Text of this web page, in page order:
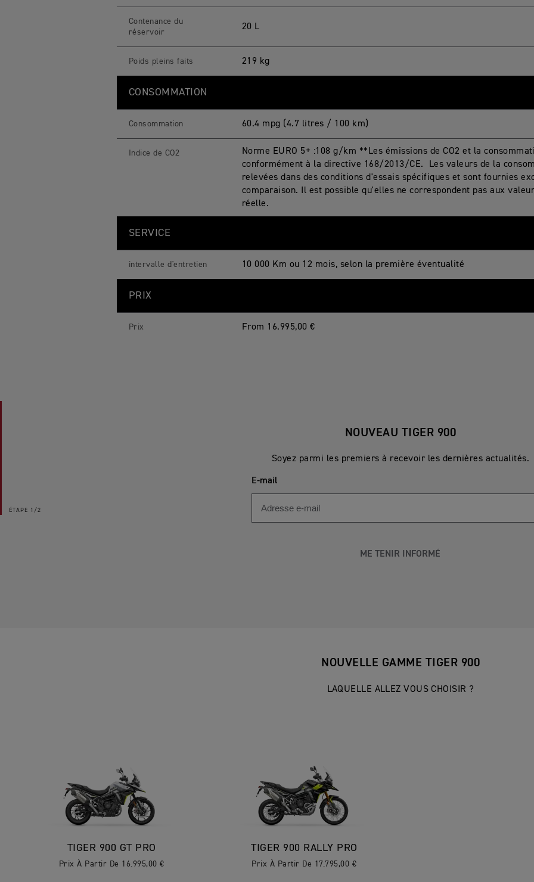
Contenance du
réservoir
20 L
Poids pleins faits 219 kg
CONSOMMATION
Consommation 60.4 mpg (4.7 litres / 100 km)
Indice de CO2
Norme EURO 5+ :108 g/km **Les émissions de CO2 et la
conformément à la directive 168/2013/CE. Les valeurs de la
relevées dans des conditions d'essais spécifiques et sont fournies
comparaison. Il est possible qu'elles ne correspondent pas aux
réelle.
SERVICE
intervalle d'entretien 10 000 Km ou 12 mois, selon la première éventualité
PRIX
Prix From 16.995,00 €
ÉTAPE 1/2
NOUVEAU TIGER 900
Soyez parmi les premiers à recevoir les dernières actualités.
E-mail
ME TENIR INFORMÉ
NOUVELLE GAMME TIGER 900
LAQUELLE ALLEZ VOUS CHOISIR ?
TIGER 900 GT PRO
Prix À Partir De 16.995,00 €
TIGER 900 RALLY PRO
Prix À Partir De 17.795,00 €